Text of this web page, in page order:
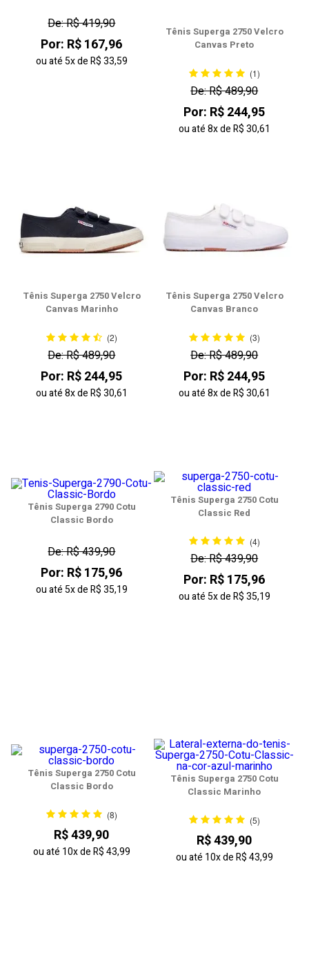
De: R$ 419,90
Por: R$ 167,96
ou até5xdeR$ 33,59
Tênis Superga 2750 Velcro
Canvas Preto
(1)
De: R$ 489,90
Por: R$ 244,95
ou até8xdeR$ 30,61
Tênis Superga 2750 Velcro
Canvas Marinho
(2)
De: R$ 489,90
Por: R$ 244,95
ou até8xdeR$ 30,61
Tênis Superga 2750 Velcro
Canvas Branco
(3)
De: R$ 489,90
Por: R$ 244,95
ou até8xdeR$ 30,61
Tênis Superga 2790 Cotu
Classic Bordo
De: R$ 439,90
Por: R$ 175,96
ou até5xdeR$ 35,19
Tênis Superga 2750 Cotu
Classic Red
(4)
De: R$ 439,90
Por: R$ 175,96
ou até5xdeR$ 35,19
Tênis Superga 2750 Cotu
Classic Bordo
(8)
R$ 439,90
ou até 10xdeR$ 43,99
Tênis Superga 2750 Cotu
Classic Marinho
(5)
R$ 439,90
ou até 10xdeR$ 43,99